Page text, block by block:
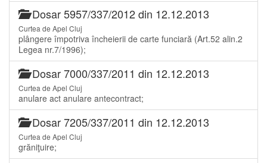
Dosar 5957/337/2012 din 12.12.2013
Curtea de Apel Cluj
plângere împotriva încheierii de carte funciară (Art.52 alin.2
Legea nr.7/1996);
Dosar 7000/337/2011 din 12.12.2013
Curtea de Apel Cluj
anulare act anulare antecontract;
Dosar 7205/337/2011 din 12.12.2013
Curtea de Apel Cluj
grăniţuire;